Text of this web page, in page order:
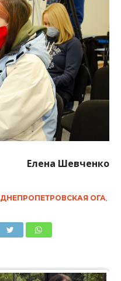
Елена Шевченко
ДНЕПРОПЕТРОВСКАЯ ОГА